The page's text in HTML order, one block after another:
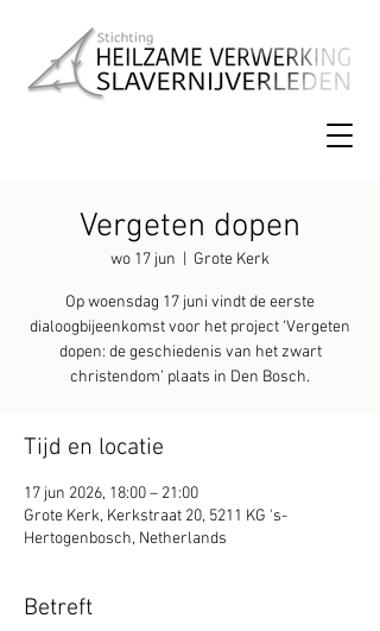
Vergeten dopen
wo 17 jun Grote Kerk
Op woensdag 17 juni vindt de eerste
dialoogbijeenkomst voor het project ‘Vergeten
dopen: de geschiedenis van het zwart
christendom’ plaats in Den Bosch.
Tijd en locatie
17 jun 2026, 18:00 – 21:00
Grote Kerk, Kerkstraat 20, 5211 KG 's-
Hertogenbosch, Netherlands
Betreft